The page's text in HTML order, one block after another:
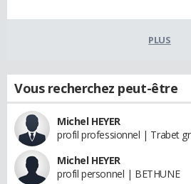
PLUS
Vous recherchez peut-être
Michel HEYER
profil professionnel | Trabet
Michel HEYER
profil personnel | BETHUNE